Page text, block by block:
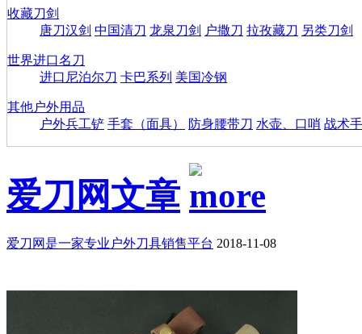
收藏刀剑
唐刀汉剑 中国清刀 龙泉刀剑 户撒刀 拉孜藏刀 另类刀剑
世界进口名刀
进口尼泊尔刀 卡巴系列 美国冷钢
其他户外用品
户外兵工铲 手套（面具） 防身腰带刀 水壶、口哨 战术
爱刀网文章
爱刀网是一家专业户外刀具销售平台 2018-11-08